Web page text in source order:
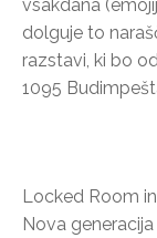
vsakdana
dolguje to
razstavi, ki bo
1095
Locked Room
Nova